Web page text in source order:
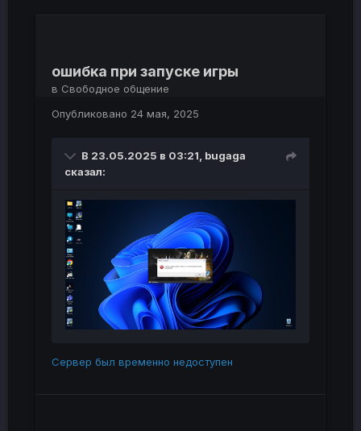
ошибка при запуске игры
в Свободное общение
Опубликовано 24 мая, 2025
В 23.05.2025 в 03:21, bugaga
сказал:
Сервер был временно недоступен